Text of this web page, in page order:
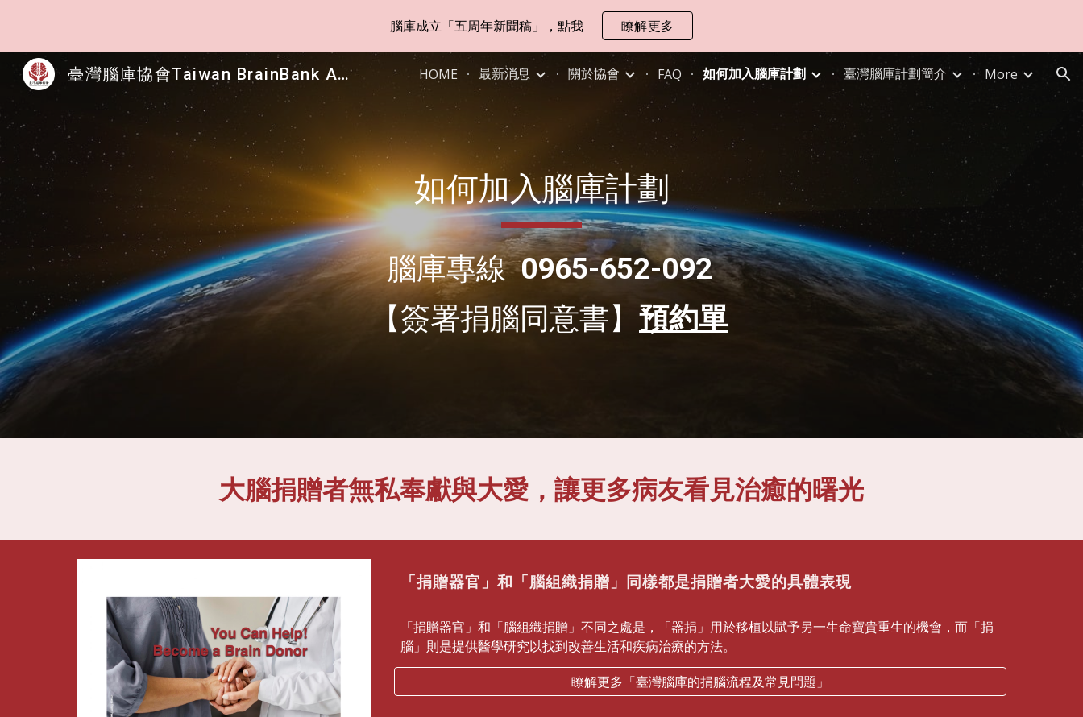
Skip to main content Skip to navigation
腦庫成立「五周年新聞稿」，點我 瞭解更多
臺灣腦庫協會Taiwan BrainBank Assoc. - Brain Donation: A Gift for Future Generations HOME 最新消息 關於協會 FAQ 如何加入腦庫計劃 臺灣腦庫計劃簡介 More
如何加入腦庫計劃
腦庫專線0965-652-092
【簽署捐腦同意書】 預約單
大腦捐贈者無私奉獻與大愛，讓更多病友看見治癒的曙光
「捐贈器官」和「腦組織捐贈」同樣都是捐贈者大愛的具體表現
「捐贈器官」和「腦組織捐贈」不同之處是，「器捐」用於移植以賦予另一生命寶貴重生的機會，而「捐
腦」則是提供醫學研究以找到改善生活和疾病治療的方法。
瞭解更多「臺灣腦庫的捐腦流程及常見問題」